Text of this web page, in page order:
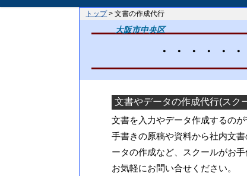
トップ> 文書の作成代行
大阪市中央区
・・・・・・
文書やデータの作成代行(スク
文書を入力やデータ作成するの
手書きの原稿や資料から社内文
ータの作成など、スクールがお手
お気軽にお問い合せください。